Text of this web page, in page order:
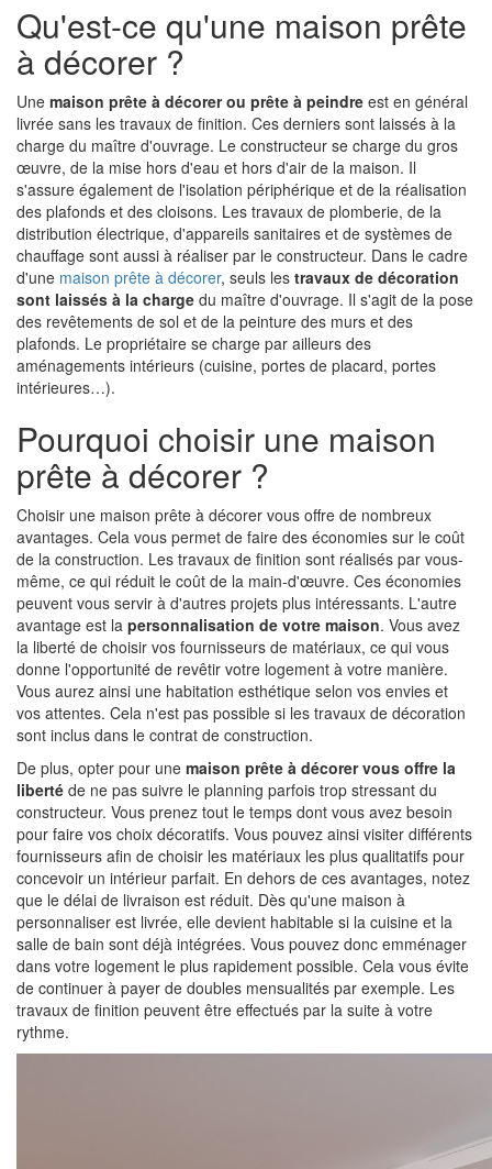
Qu'est-ce qu'une maison prête
à décorer ?
Une maison prête à décorer ou prête à peindre est en général
livrée sans les travaux de finition. Ces derniers sont laissés à la
charge du maître d'ouvrage. Le constructeur se charge du gros
œuvre, de la mise hors d'eau et hors d'air de la maison. Il
s'assure également de l'isolation périphérique et de la réalisation
des plafonds et des cloisons. Les travaux de plomberie, de la
distribution électrique, d'appareils sanitaires et de systèmes de
chauffage sont aussi à réaliser par le constructeur. Dans le cadre
d'une maison prête à décorer, seuls les travaux de décoration
sont laissés à la charge du maître d'ouvrage. Il s'agit de la pose
des revêtements de sol et de la peinture des murs et des
plafonds. Le propriétaire se charge par ailleurs des
aménagements intérieurs (cuisine, portes de placard, portes
intérieures…).
Pourquoi choisir une maison
prête à décorer ?
Choisir une maison prête à décorer vous offre de nombreux
avantages. Cela vous permet de faire des économies sur le coût
de la construction. Les travaux de finition sont réalisés par vous-
même, ce qui réduit le coût de la main-d'œuvre. Ces économies
peuvent vous servir à d'autres projets plus intéressants. L'autre
avantage est la personnalisation de votre maison. Vous avez
la liberté de choisir vos fournisseurs de matériaux, ce qui vous
donne l'opportunité de revêtir votre logement à votre manière.
Vous aurez ainsi une habitation esthétique selon vos envies et
vos attentes. Cela n'est pas possible si les travaux de décoration
sont inclus dans le contrat de construction.
De plus, opter pour une maison prête à décorer vous offre la
liberté de ne pas suivre le planning parfois trop stressant du
constructeur. Vous prenez tout le temps dont vous avez besoin
pour faire vos choix décoratifs. Vous pouvez ainsi visiter différents
fournisseurs afin de choisir les matériaux les plus qualitatifs pour
concevoir un intérieur parfait. En dehors de ces avantages, notez
que le délai de livraison est réduit. Dès qu'une maison à
personnaliser est livrée, elle devient habitable si la cuisine et la
salle de bain sont déjà intégrées. Vous pouvez donc emménager
dans votre logement le plus rapidement possible. Cela vous évite
de continuer à payer de doubles mensualités par exemple. Les
travaux de finition peuvent être effectués par la suite à votre
rythme.